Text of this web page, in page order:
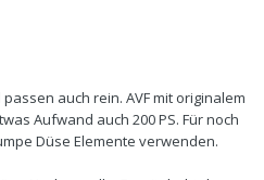
auch rein. AVF mit originalem
Aufwand auch 200 PS. Für noch
Düse Elemente verwenden.